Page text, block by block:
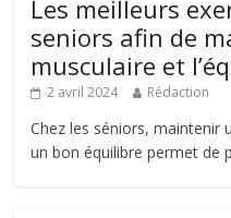
Les meilleurs
seniors afin de
musculaire et
2 avril 2024 Rédaction
Chez les séniors, maintenir
un bon équilibre permet de